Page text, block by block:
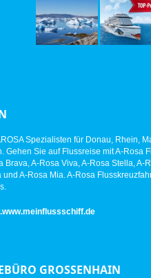
Spezialisten für Donau, Rhein,
Gehen Sie auf Flussreise mit A-Rosa
Brava, A-Rosa Viva, A-Rosa Stella, A-
A-Rosa Mia. A-Rosa
GROSSENHAIN